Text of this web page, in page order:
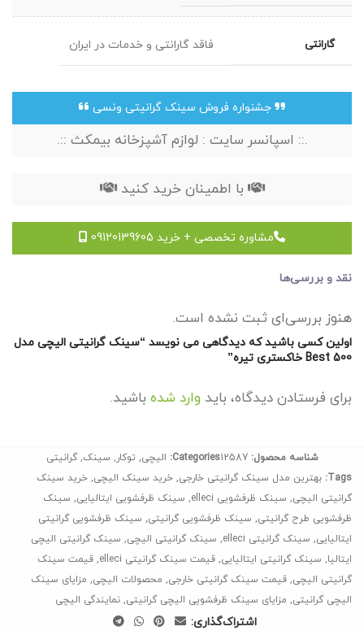
گارانتی فاقد گارانتی و خدمات در ایران
جشنواره فروش سینک گرانیتی ونسی
.:: اسپانسر سایت : لوازم آشپزخانه بیمکث ::.
با اطمینان خرید کنید
مشاوره تخصصی + خرید 09120139605
نقد و بررسی‌ها
هنوز بررسی‌ای ثبت نشده است.
اولین کسی باشید که دیدگاهی می نویسد “سینک گرانیتی الیچی مدل
500 Best خاکستری تیره”
برای فرستادن دیدگاه، باید وارد شده باشید.
شناسه محصول:12587
Categories: الیچی, توکار, سینک, گرانیتی
Tags: بهترین مدل سینک گرانیتی خارجی, خرید سینک الیچی, خرید سینک
گرانیتی الیچی, سینک ظرفشویی elleci , سینک ظرفشویی ایتالیایی, سینک
ظرفشویی طرح گرانیتی, سینک ظرفشویی گرانیتی, سینک ظرفشویی گرانیتی
ایتالیایی, سینک گرانیتی elleci , سینک گرانیتی الیچی, سینک گرانیتی الیچی
ایتالیا, سینک گرانیتی ایتالیایی, قیمت سینک گرانیتی elleci , قیمت سینک
گرانیتی الیچی, قیمت سینک گرانیتی خارجی, محصولات الیچی, مزایای سینک
الیچی گرانیتی, مزایای سینک ظرفشویی الیچی گرانیتی, نمایندگی الیچی
اشتراک‌گذاری: